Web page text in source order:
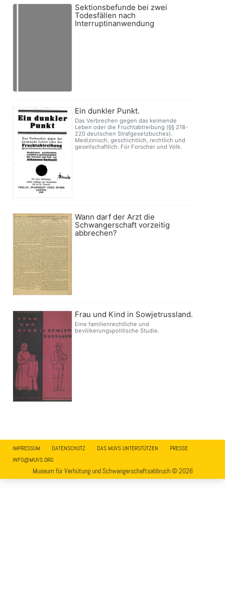
Sektionsbefunde bei zwei
Todesfällen nach
Interruptinanwendung
Ein dunkler Punkt.
Das Verbrechen gegen das keimende
Leben oder die Fruchtabtreibung (§§ 218-
220 deutschen Strafgesetzbuches).
Medizinisch, geschichtlich, rechtlich und
gesellschaftlich. Für Forscher und Volk.
Wann darf der Arzt die
Schwangerschaft vorzeitig
abbrechen?
Frau und Kind in Sowjetrussland.
Eine familienrechtliche und
bevölkerungspolitische Studie.
IMPRESSUM DATENSCHUTZ DAS MUVS UNTERSTÜTZEN
PRESSE
INFO@MUVS.ORG
Museum für Verhütung und Schwangerschaftsabbruch © 2026